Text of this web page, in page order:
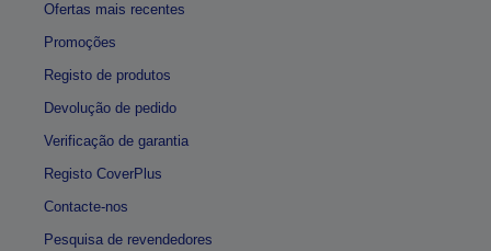
Ofertas mais recentes
Promoções
Registo de produtos
Devolução de pedido
Verificação de garantia
Registo CoverPlus
Contacte-nos
Pesquisa de revendedores